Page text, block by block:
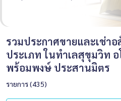
รวมประกาศขายและเช่า
ประเภท ในทำเลสุขุมวิท
พร้อมพงษ์ ประสานมิตร
รายการ (435)